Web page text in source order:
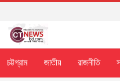
চট্টগ্রাম জাতীয় রাজনীতি